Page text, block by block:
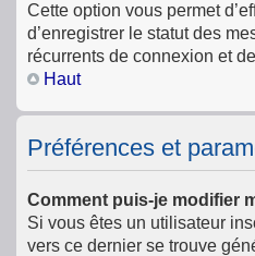
Cette option vous permet
d’enregistrer le statut des
récurrents de connexion et
Haut
Préférences et
Comment puis-je modifier
Si vous êtes un utilisateur
vers ce dernier se trouve